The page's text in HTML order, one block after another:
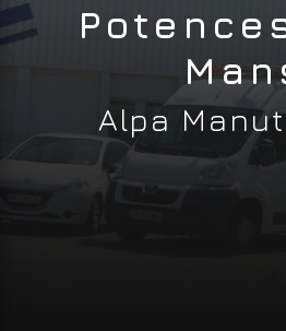
Alpa